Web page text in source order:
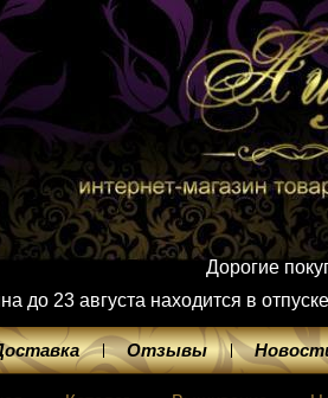
Дорогие
до 23 августа находится в
Отзывы